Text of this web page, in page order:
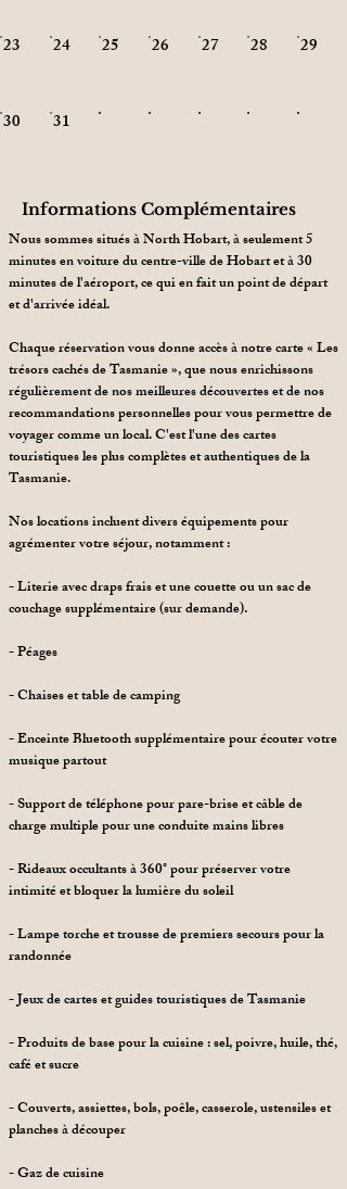
23 24 25 26 27 28 29
30 31
Informations Complémentaires
Nous sommes situés à North Hobart, à seulement 5
minutes en voiture du centre-ville de Hobart et à 30
minutes de l'aéroport, ce qui en fait un point de départ
et d'arrivée idéal.
Chaque réservation vous donne accès à notre carte « Les
trésors cachés de Tasmanie », que nous enrichissons
régulièrement de nos meilleures découvertes et de nos
recommandations personnelles pour vous permettre de
voyager comme un local. C'est l'une des cartes
touristiques les plus complètes et authentiques de la
Tasmanie.
Nos locations incluent divers équipements pour
agrémenter votre séjour, notamment :
- Literie avec draps frais et une couette ou un sac de
couchage supplémentaire (sur demande).
- Péages
- Chaises et table de camping
- Enceinte Bluetooth supplémentaire pour écouter votre
musique partout
- Support de téléphone pour pare-brise et câble de
charge multiple pour une conduite mains libres
- Rideaux occultants à 360° pour préserver votre
intimité et bloquer la lumière du soleil
- Lampe torche et trousse de premiers secours pour la
randonnée
- Jeux de cartes et guides touristiques de Tasmanie
- Produits de base pour la cuisine : sel, poivre, huile, thé,
café et sucre
- Couverts, assiettes, bols, poêle, casserole, ustensiles et
planches à découper
- Gaz de cuisine